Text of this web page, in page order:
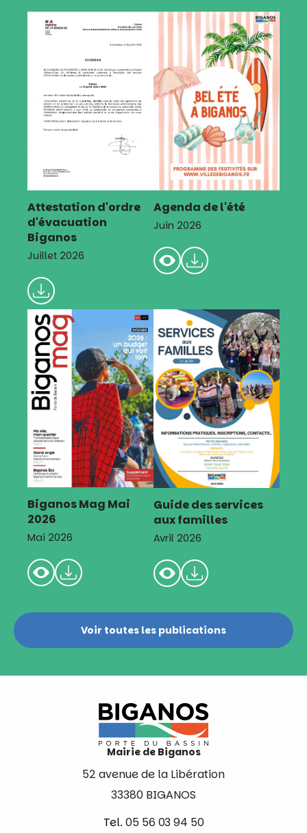
Attestation d'ordre
d'évacuation
Biganos
Juillet 2026
Agenda de l'été
Juin 2026
Biganos Mag Mai
2026
Mai 2026
Guide des services
aux familles
Avril 2026
Voir toutes les publications
Mairie de Biganos
52 avenue de la Libération
33380 BIGANOS
Tel. 05 56 03 94 50